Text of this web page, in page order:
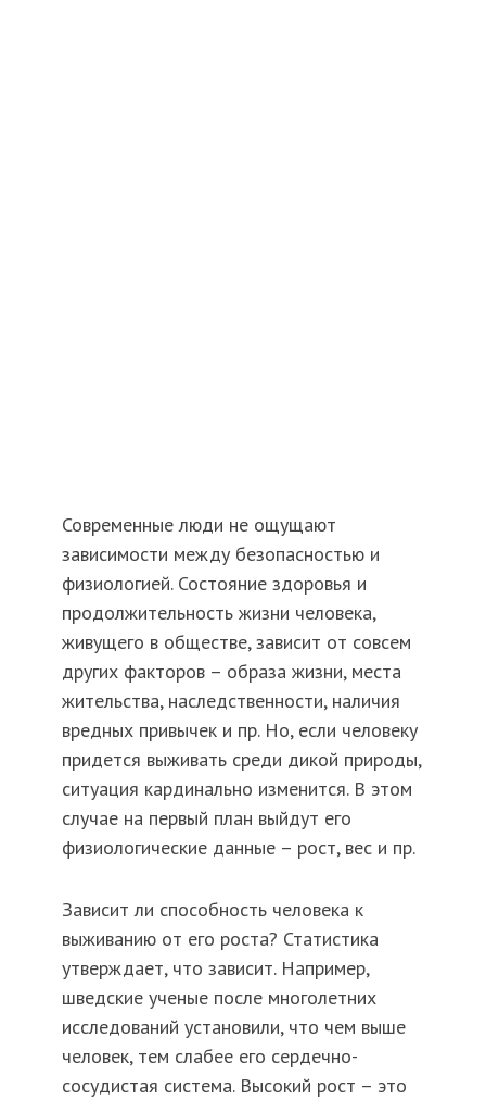
Современные люди не ощущают
зависимости между безопасностью и
физиологией. Состояние здоровья и
продолжительность жизни человека,
живущего в обществе, зависит от совсем
других факторов – образа жизни, места
жительства, наследственности, наличия
вредных привычек и пр. Но, если человеку
придется выживать среди дикой природы,
ситуация кардинально изменится. В этом
случае на первый план выйдут его
физиологические данные – рост, вес и пр.
Зависит ли способность человека к
выживанию от его роста? Статистика
утверждает, что зависит. Например,
шведские ученые после многолетних
исследований установили, что чем выше
человек, тем слабее его сердечно-
сосудистая система. Высокий рост – это